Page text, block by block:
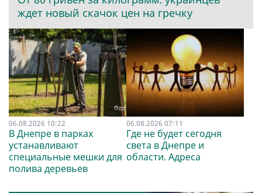
ждет новый скачок цен на гречку
06.08.2026 10:22
В Днепре в парках
устанавливают
специальные мешки для
полива деревьев
06.08.2026 07:11
Где не будет сегодня
света в Днепре и
области. Адреса